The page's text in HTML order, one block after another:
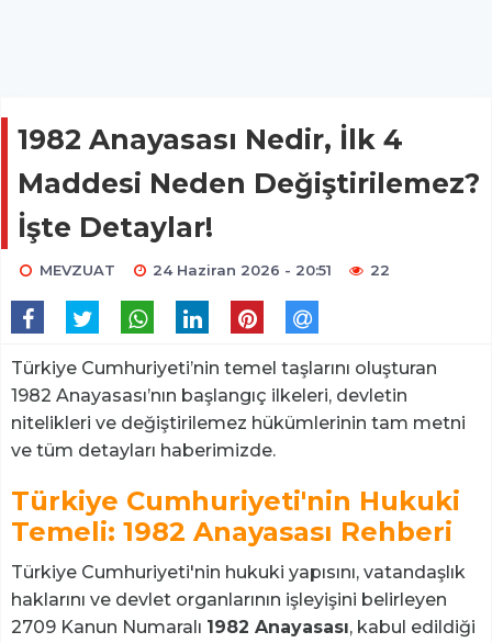
1982 Anayasası Nedir, İlk 4
Maddesi Neden Değiştirilemez?
İşte Detaylar!
MEVZUAT 24 Haziran 2026 - 20:51 22
Türkiye Cumhuriyeti’nin temel taşlarını oluşturan
1982 Anayasası’nın başlangıç ilkeleri, devletin
nitelikleri ve değiştirilemez hükümlerinin tam metni
ve tüm detayları haberimizde.
Türkiye Cumhuriyeti'nin Hukuki
Temeli: 1982 Anayasası Rehberi
Türkiye Cumhuriyeti'nin hukuki yapısını, vatandaşlık
haklarını ve devlet organlarının işleyişini belirleyen
2709 Kanun Numaralı 1982 Anayasası, kabul edildiği